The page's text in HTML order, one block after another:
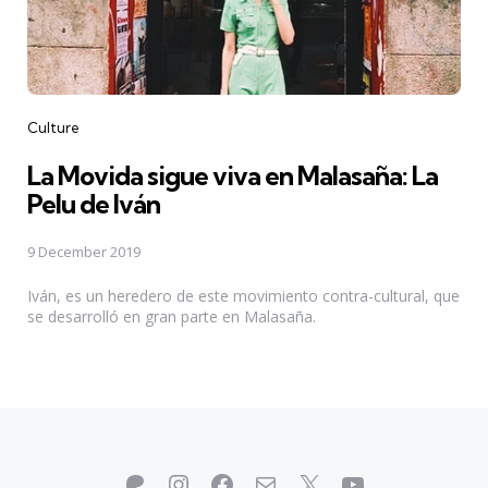
Categories
Culture
La Movida sigue viva en Malasaña: La
Pelu de Iván
9 December 2019
Iván, es un heredero de este movimiento contra-cultural, que
se desarrolló en gran parte en Malasaña.